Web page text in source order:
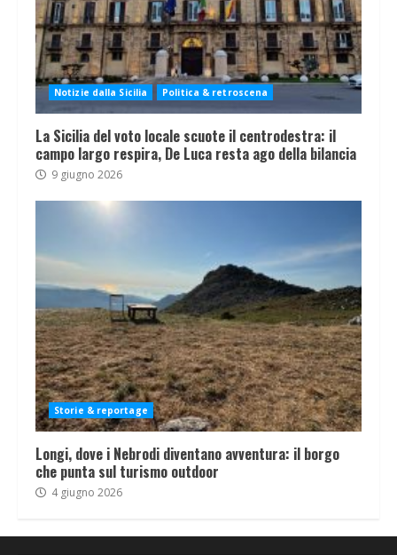
Notizie dalla Sicilia Politica & retroscena
La Sicilia del voto locale scuote il centrodestra: il
campo largo respira, De Luca resta ago della bilancia
9 giugno 2026
Storie & reportage
Longi, dove i Nebrodi diventano avventura: il borgo
che punta sul turismo outdoor
4 giugno 2026